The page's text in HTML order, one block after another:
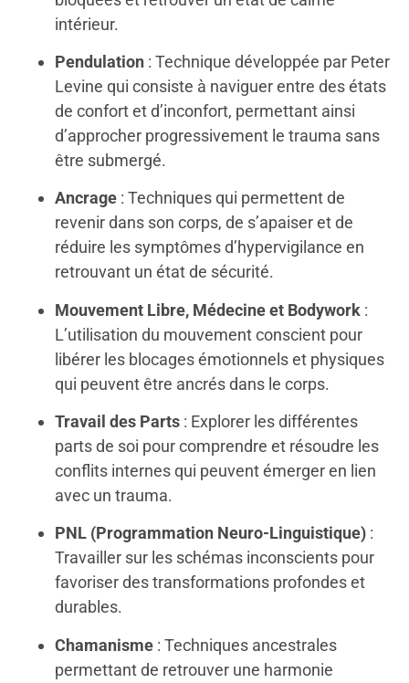
intérieur.
Pendulation : Technique développée par Peter
Levine qui consiste à naviguer entre des états
de confort et d’inconfort, permettant ainsi
d’approcher progressivement le trauma sans
être submergé.
Ancrage : Techniques qui permettent de
revenir dans son corps, de s’apaiser et de
réduire les symptômes d’hypervigilance en
retrouvant un état de sécurité.
Mouvement Libre, Médecine et Bodywork :
L’utilisation du mouvement conscient pour
libérer les blocages émotionnels et physiques
qui peuvent être ancrés dans le corps.
Travail des Parts : Explorer les différentes
parts de soi pour comprendre et résoudre les
conflits internes qui peuvent émerger en lien
avec un trauma.
PNL (Programmation Neuro-Linguistique) :
Travailler sur les schémas inconscients pour
favoriser des transformations profondes et
durables.
Chamanisme : Techniques ancestrales
permettant de retrouver une harmonie